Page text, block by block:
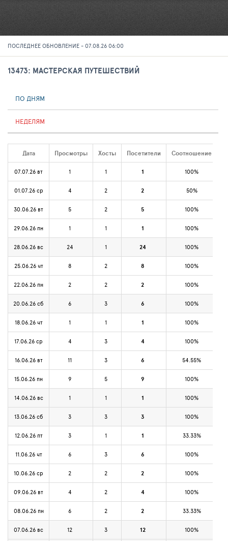
ПОСЛЕДНЕЕ ОБНОВЛЕНИЕ - 07.08.26 06:00
13473: МАСТЕРСКАЯ ПУТЕШЕСТВИЙ
ПО ДНЯМ
НЕДЕЛЯМ
Дата Просмотры Хосты Посетители Соотношение
07.07.26 вт 1 1 1 100%
01.07.26 ср 4 2 2 50%
30.06.26 вт 5 2 5 100%
29.06.26 пн 1 1 1 100%
28.06.26 вс 24 1 24 100%
25.06.26 чт 8 2 8 100%
22.06.26 пн 2 2 2 100%
20.06.26 сб 6 3 6 100%
18.06.26 чт 1 1 1 100%
17.06.26 ср 4 3 4 100%
16.06.26 вт 11 3 6 54.55%
15.06.26 пн 9 5 9 100%
14.06.26 вс 1 1 1 100%
13.06.26 сб 3 3 3 100%
12.06.26 пт 3 1 1 33.33%
11.06.26 чт 6 3 6 100%
10.06.26 ср 2 2 2 100%
09.06.26 вт 4 2 4 100%
08.06.26 пн 6 2 2 33.33%
07.06.26 вс 12 3 12 100%